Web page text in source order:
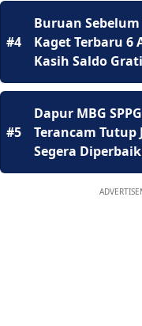
#4
Buruan
Kaget Terbaru 6
Kasih Saldo
#5
Dapur MBG
Terancam Tutup
Segera